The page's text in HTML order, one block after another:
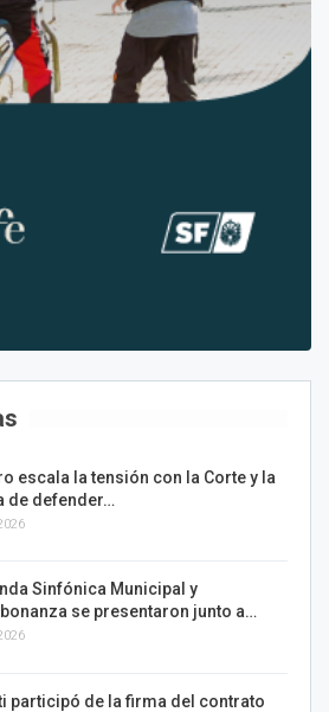
escala la tensión con la Corte y la
de defender…
Sinfónica Municipal y
se presentaron junto a…
participó de la firma del contrato